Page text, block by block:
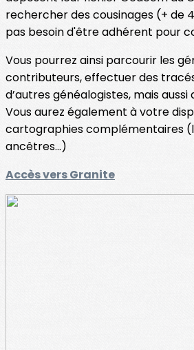
rechercher des cousinages (+ de
pas besoin d'être adhérent pour
Vous pourrez ainsi parcourir les
contributeurs, effectuer des
d’autres généalogistes, mais
Vous aurez également à votre
cartographies complémentaires
ancêtres…)
Accès vers Granite